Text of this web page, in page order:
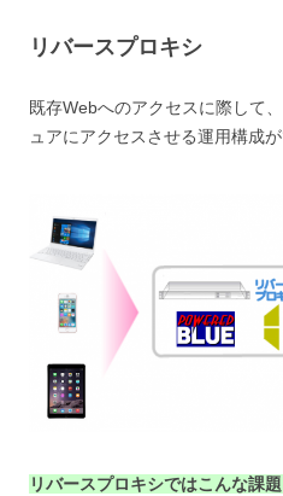
リバースプロキシ
既存Webへのアクセスに際して
ュアにアクセスさせる運用構成が
リバースプロキシではこんな課